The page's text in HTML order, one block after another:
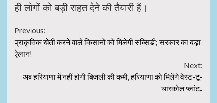
ही लोगों को बड़ी राहत देने की तैयारी हैं।
Continue
Reading
Previous:
प्राकृतिक खेती करने वाले किसानों को मिलेगी सब्सिडी; सरकार का बड़ा
ऐलान!
Next:
अब हरियाणा में नहीं होगी बिजली की कमी, हरियाणा को मिलेंगे वेस्ट-टू-
चारकोल प्लांट..